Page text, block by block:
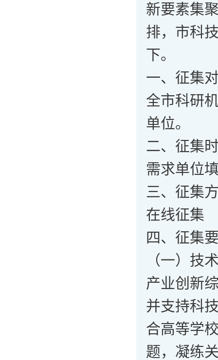
新要素集
排，市科
下。
一、征集
全市科研
单位。
二、征集
需求单位
三、征集
在线征集
四、征集
（一）技
产业创新
并支持科
合高等学
题，凝练